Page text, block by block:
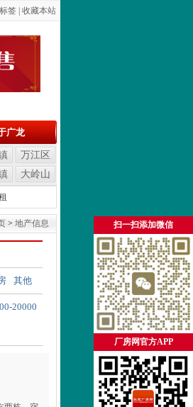
签 收藏本站
广龙
万江区
大岭山
> 地产信息
其他
20000
扫一扫添加微信
厂房网官方APP